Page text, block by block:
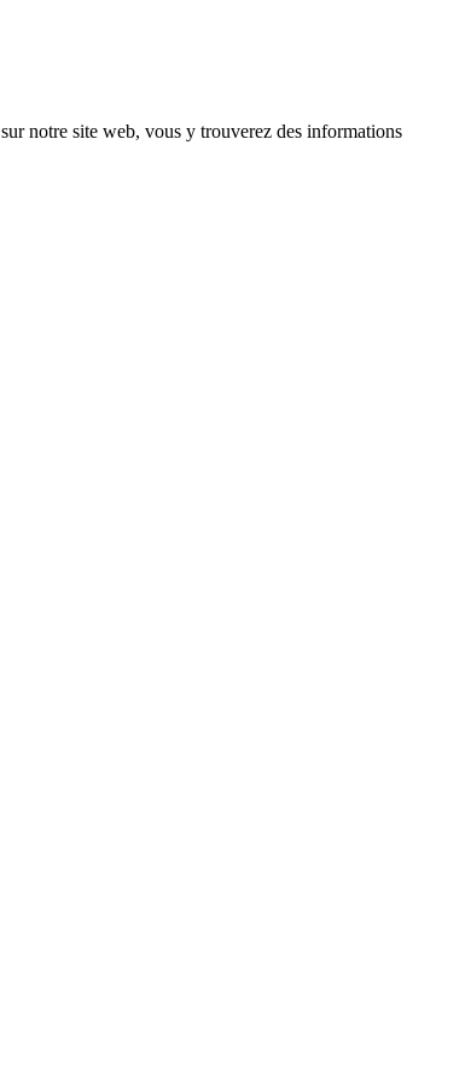
sur notre site web, vous y trouverez des informations